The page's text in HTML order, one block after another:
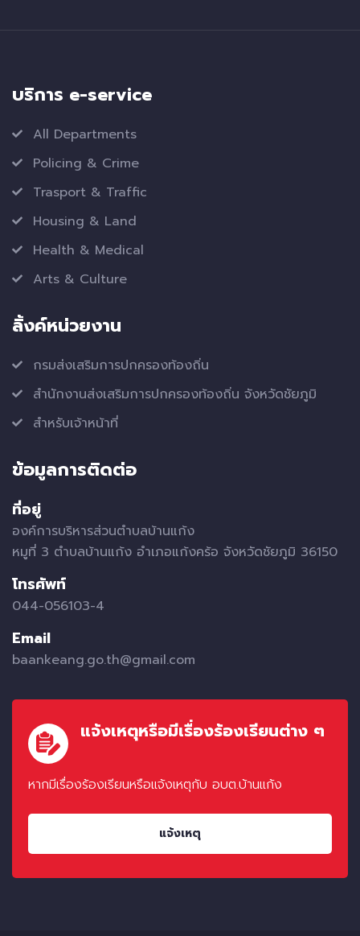
บริการ e-service
All Departments
Policing & Crime
Trasport & Traffic
Housing & Land
Health & Medical
Arts & Culture
ลิ้งค์หน่วยงาน
กรมส่งเสริมการปกครองท้องถิ่น
สำนักงานส่งเสริมการปกครองท้องถิ่น จังหวัดชัยภูมิ
สำหรับเจ้าหน้าที่
ข้อมูลการติดต่อ
ที่อยู่
องค์การบริหารส่วนตำบลบ้านแก้ง
หมูที่ 3 ตำบลบ้านแก้ง อำเภอแก้งคร้อ จังหวัดชัยภูมิ 36150
โทรศัพท์
044-056103-4
Email
baankeang.go.th@gmail.com
แจ้งเหตุหรือมีเรื่องร้องเรียนต่าง ๆ
หากมีเรื่องร้องเรียนหรือแจ้งเหตุกับ อบต.บ้านแก้ง
แจ้งเหตุ